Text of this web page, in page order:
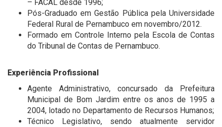
– FACAL desde 1996;
Pós-Graduado em Gestão Pública pela Universidade
Federal Rural de Pernambuco em novembro/2012.
Formado em Controle Interno pela Escola de Contas
do Tribunal de Contas de Pernambuco.
Experiência Profissional
Agente Administrativo, concursado da Prefeitura
Municipal de Bom Jardim entre os anos de 1995 a
2004, lotado no Departamento de Recursos Humanos;
Técnico Legislativo, sendo atualmente servidor